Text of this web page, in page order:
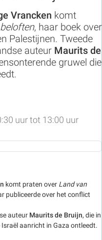
Vrancken komt
, haar boek over
Palestijnen. Tweede
auteur Maurits de
gruwel die
uur tot 13:00 uur
komt praten over Land van
publiceerde over het conflict
auteur Maurits de Bruijn, die in
aanricht in Gaza ontleedt.